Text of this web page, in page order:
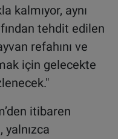
kalmıyor, aynı
tehdit edilen
refahını ve
için gelecekte
itibaren